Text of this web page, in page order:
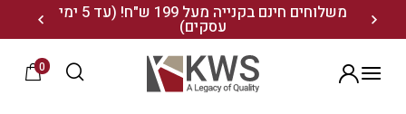
משלוחים חינם בקנייה מעל 199 ש"ח! (עד 5 ימי
עסקים) 20% הנחה על מגוון התיקים השוויצריים לחצו כאן>>
0